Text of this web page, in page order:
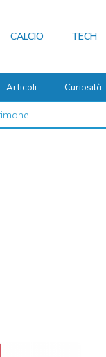
CALCIO TECH
Articoli Curiosità